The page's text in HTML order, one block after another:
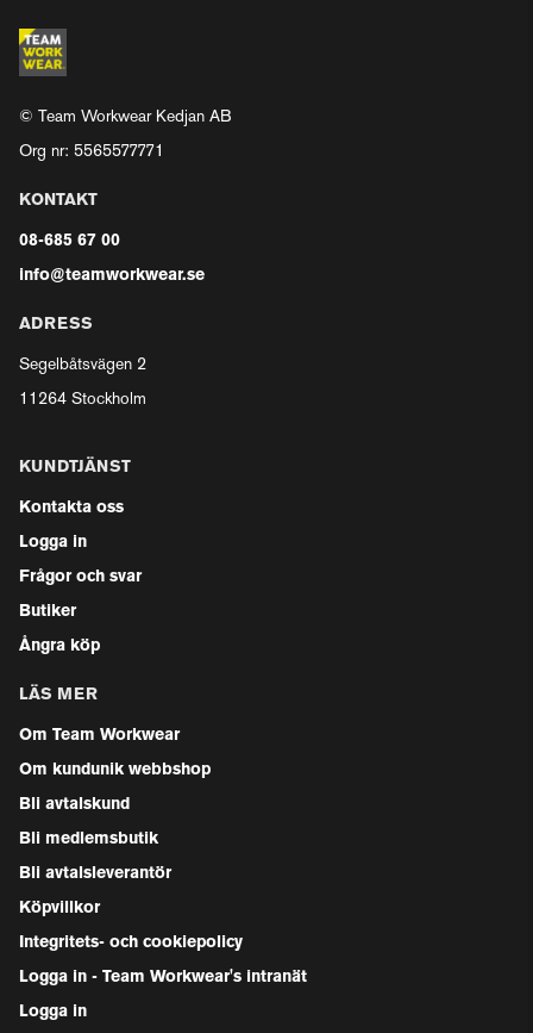
© Team Workwear Kedjan AB
Org nr: 5565577771
KONTAKT
08-685 67 00
info@teamworkwear.se
ADRESS
Segelbåtsvägen 2
11264 Stockholm
KUNDTJÄNST
Kontakta oss
Logga in
Frågor och svar
Butiker
Ångra köp
LÄS MER
Om Team Workwear
Om kundunik webbshop
Bli avtalskund
Bli medlemsbutik
Bli avtalsleverantör
Köpvillkor
Integritets- och cookiepolicy
Logga in - Team Workwear's intranät
Logga in